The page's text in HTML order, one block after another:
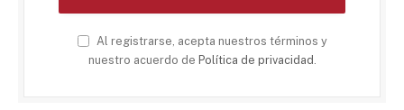
Al registrarse, acepta nuestros términos y
nuestro acuerdo de Política de privacidad .